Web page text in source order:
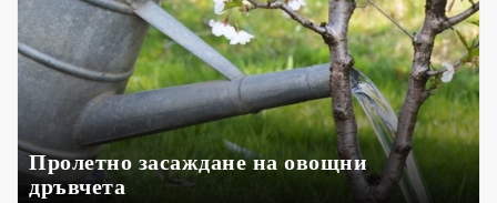
Пролетно засаждане на овощни
дръвчета